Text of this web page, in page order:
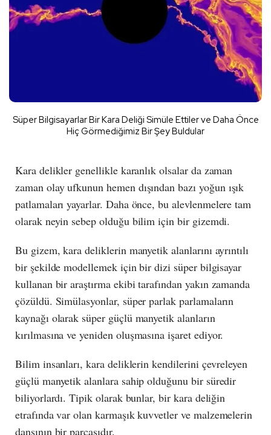
Süper Bilgisayarlar Bir Kara Deliği Simüle Ettiler ve Daha Önce
Hiç Görmediğimiz Bir Şey Buldular
Kara delikler genellikle karanlık olsalar da zaman
zaman olay ufkunun hemen dışından bazı yoğun ışık
patlamaları yayarlar. Daha önce, bu alevlenmelere tam
olarak neyin sebep olduğu bilim için bir gizemdi.
Bu gizem, kara deliklerin manyetik alanlarını ayrıntılı
bir şekilde modellemek için bir dizi süper bilgisayar
kullanan bir araştırma ekibi tarafından yakın zamanda
çözüldü. Simülasyonlar, süper parlak parlamaların
kaynağı olarak süper güçlü manyetik alanların
kırılmasına ve yeniden oluşmasına işaret ediyor.
Bilim insanları, kara deliklerin kendilerini çevreleyen
güçlü manyetik alanlara sahip olduğunu bir süredir
biliyorlardı. Tipik olarak bunlar, bir kara deliğin
etrafında var olan karmaşık kuvvetler ve malzemelerin
dansının bir parçasıdır.